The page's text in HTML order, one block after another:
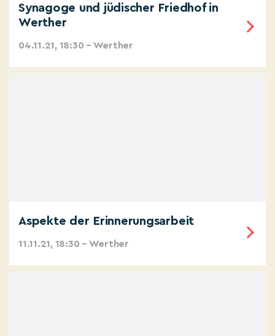
Synagoge und jüdischer Friedhof in
Werther
04.11.21, 18:30 – Werther
Aspekte der Erinnerungsarbeit
11.11.21, 18:30 – Werther